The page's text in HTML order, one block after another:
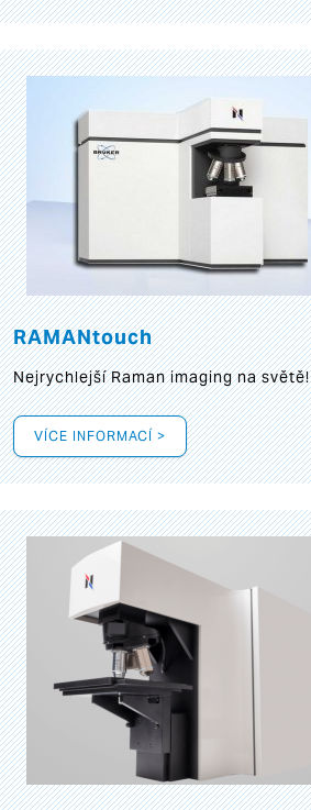
RAMANtouch
Nejrychlejší Raman imaging na světě!
VÍCE INFORMACÍ >